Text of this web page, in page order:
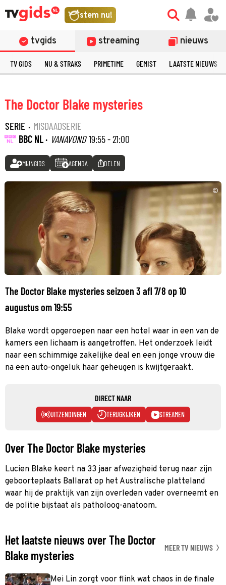
stem nu!
tvgids streaming nieuws
TV GIDS NU & STRAKS PRIMETIME GEMIST LAATSTE NIEUWS
The Doctor Blake mysteries
SERIE · MISDAADSERIE
BBC NL · VANAVOND 19:55 - 21:00
MIJNGIDS AGENDA DELEN
©
The Doctor Blake mysteries seizoen 3 afl 7/8 op 10
augustus om 19:55
Blake wordt opgeroepen naar een hotel waar in een van de
kamers een lichaam is aangetroffen. Het onderzoek leidt
naar een schimmige zakelijke deal en een jonge vrouw die
na een auto-ongeluk haar geheugen is kwijtgeraakt.
DIRECT NAAR
UITZENDINGEN TERUGKIJKEN STREAMEN
Over The Doctor Blake mysteries
Lucien Blake keert na 33 jaar afwezigheid terug naar zijn
geboorteplaats Ballarat op het Australische platteland
waar hij de praktijk van zijn overleden vader overneemt en
de politie bijstaat als patholoog-anatoom.
Het laatste nieuws over The Doctor
Blake mysteries
MEER TV NIEUWS
Mei Lin zorgt voor flink wat chaos in de finale